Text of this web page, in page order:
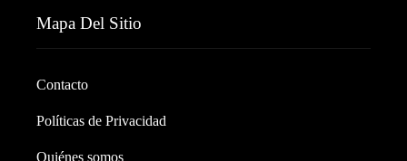
Mapa Del Sitio
Contacto
Políticas de Privacidad
Quiénes somos